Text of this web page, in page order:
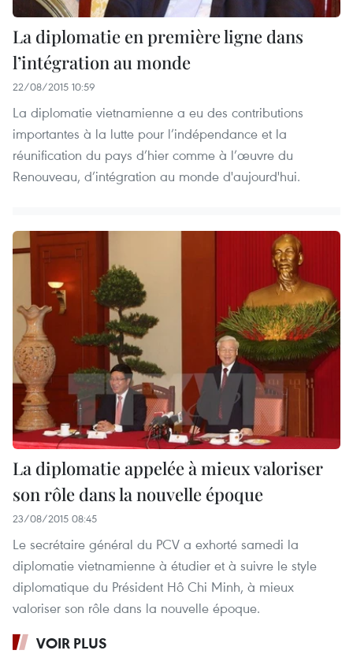
La diplomatie en première ligne dans
l’intégration au monde
22/08/2015 10:59
La diplomatie vietnamienne a eu des contributions
importantes à la lutte pour l’indépendance et la
réunification du pays d’hier comme à l’œuvre du
Renouveau, d’intégration au monde d'aujourd'hui.
La diplomatie appelée à mieux valoriser
son rôle dans la nouvelle époque
23/08/2015 08:45
Le secrétaire général du PCV a exhorté samedi la
diplomatie vietnamienne à étudier et à suivre le style
diplomatique du Président Hô Chi Minh, à mieux
valoriser son rôle dans la nouvelle époque.
VOIR PLUS